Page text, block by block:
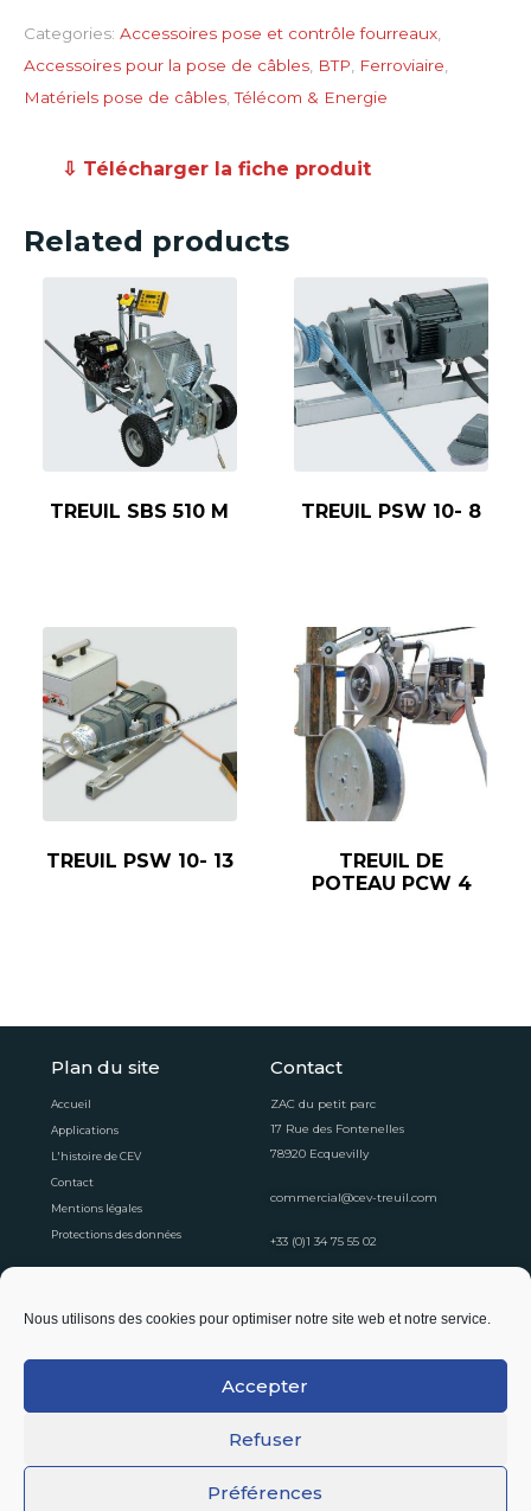
Nous utilisons des cookies pour optimiser notre site web et notre service.
Accepter
Refuser
Préférences
Categories: Accessoires pose et contrôle fourreaux
Accessoires pour la pose de câbles BTP Ferroviaire
Matériels pose de câbles ,Télécom & Energie
⇩ Télécharger la fiche produit
Related products
TREUIL SBS 510 M TREUIL PSW 10- 8
TREUIL PSW 10- 13
TREUIL DE
POTEAU PCW 4
Plan du site
Accueil
Applications
L'histoire de CEV
Contact
Mentions légales
Protections des données
Contact
ZAC du petit parc
17 Rue des Fontenelles
78920 Ecquevilly
commercial@cev-treuil.com
+33 (0)1 34 75 55 02
Horaires d'ouvertures